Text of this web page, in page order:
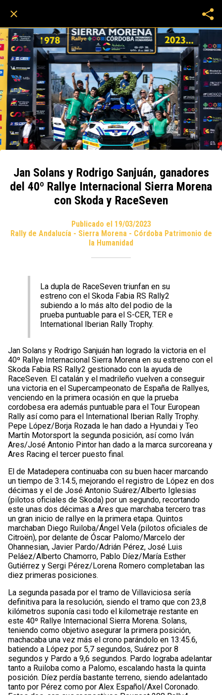
Jan Solans y Rodrigo Sanjuán, ganadores
del 40º Rallye Internacional Sierra Morena
con Skoda y RaceSeven
Publicado el 19/03/2023
Rally de Andalucía - Sierra Morena - Córdoba Patrimonio de
la Humanidad
La dupla de RaceSeven triunfan en su
estreno con el Skoda Fabia RS Rally2
subiendo a lo más alto del podio de la
prueba puntuable para el S-CER, TER e
International Iberian Rally Trophy.
Jan Solans y Rodrigo Sanjuán han logrado la victoria en el
40º Rallye Internacional Sierra Morena en su estreno con el
Skoda Fabia RS Rally2 gestionado con la ayuda de
RaceSeven. El catalán y el madrileño vuelven a conseguir
una victoria en el Supercampeonato de España de Rallyes,
venciendo en la primera ocasión en que la prueba
cordobesa era además puntuable para el Tour European
Rally así como para el International Iberian Rally Trophy.
Pepe López/Borja Rozada le han dado a Hyundai y Teo
Martín Motorsport la segunda posición, así como Iván
Ares/José Antonio Pintor han dado a la marca surcoreana y
Ares Racing el tercer puesto final.
El de Matadepera continuaba con su buen hacer marcando
un tiempo de 3:14.5, mejorando el registro de López en dos
décimas y el de José Antonio Suárez/Alberto Iglesias
(pilotos oficiales de Skoda) por un segundo, recortando
este unas dos décimas a Ares que marchaba tercero tras
un gran inicio de rallye en la primera etapa. Quintos
marchaban Diego Ruiloba/Ángel Vela (pilotos oficiales de
Citroën), por delante de Óscar Palomo/Marcelo der
Ohannesian, Javier Pardo/Adrián Pérez, José Luis
Peláez/Alberto Chamorro, Pablo Díez/María Esther
Gutiérrez y Sergi Pérez/Lorena Romero completaban las
diez primeras posiciones.
La segunda pasada por el tramo de Villaviciosa sería
definitiva para la resolución, siendo el tramo que con 23,8
kilómetros suponía casi todo el kilometraje restante en
este 40º Rallye Internacional Sierra Morena. Solans,
teniendo como objetivo asegurar la primera posición,
machacaba una vez más el crono parándolo en 13:45.6,
batiendo a López por 5,7 segundos, Suárez por 8
segundos y Pardo a 9,6 segundos. Pardo lograba adelantar
tanto a Ruiloba como a Palomo, escalando hasta la quinta
posición. Díez perdía bastante terreno, siendo adelantado
tanto por Pérez como por Alex Español/Axel Coronado.